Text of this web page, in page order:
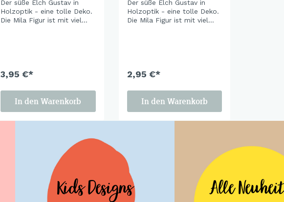
Der süße Elch Gustav in
Holzoptik - eine tolle Deko.
Die Mila Figur ist mit viel
3,95 €*
In den Warenkorb
Der süße Elch Gustav in
Holzoptik - eine tolle Deko.
Die Mila Figur ist mit viel
2,95 €*
In den Warenkorb
Kids Designs Alle